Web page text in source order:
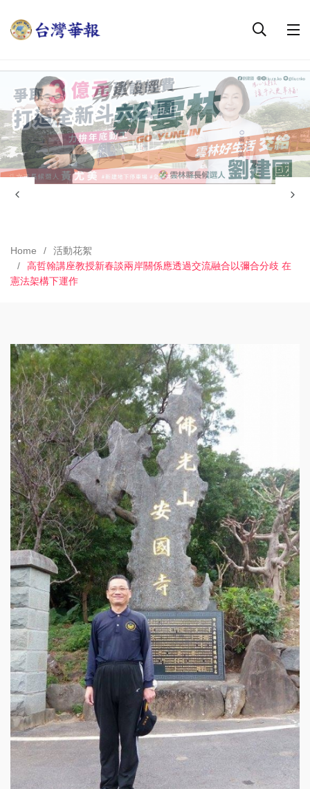
Home
活動花絮
高哲翰講座教授新春談兩岸關係應透過交流融合以彌合分歧 在
憲法架構下運作